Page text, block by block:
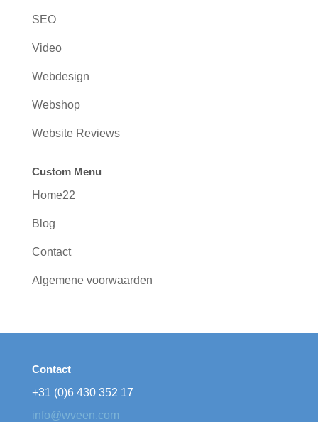
SEO
Video
Webdesign
Webshop
Website Reviews
Custom Menu
Home22
Blog
Contact
Algemene voorwaarden
Contact
+31 (0)6 430 352 17
info@wveen.com